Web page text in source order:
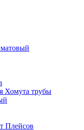
матовый
Хомута трубы
Плейсов